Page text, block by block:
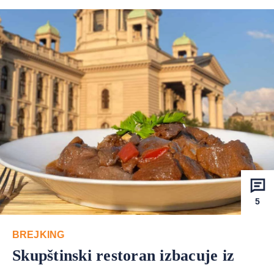
5
BREJKING
Skupštinski restoran izbacuje iz